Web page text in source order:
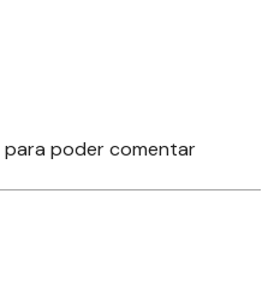
para poder comentar